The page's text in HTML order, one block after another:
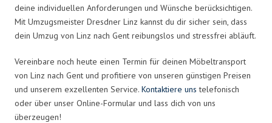
deine individuellen Anforderungen und Wünsche berücksichtigen.
Mit Umzugsmeister Dresdner Linz kannst du dir sicher sein, dass
dein Umzug von Linz nach Gent reibungslos und stressfrei abläuft.
Vereinbare noch heute einen Termin für deinen Möbeltransport
von Linz nach Gent und profitiere von unseren günstigen Preisen
und unserem exzellenten Service. Kontaktiere uns telefonisch
oder über unser Online-Formular und lass dich von uns
überzeugen!